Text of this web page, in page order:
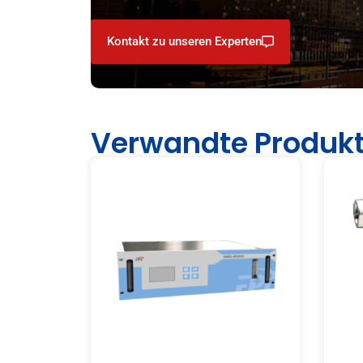
Kontakt zu unseren Experten
Verwandte